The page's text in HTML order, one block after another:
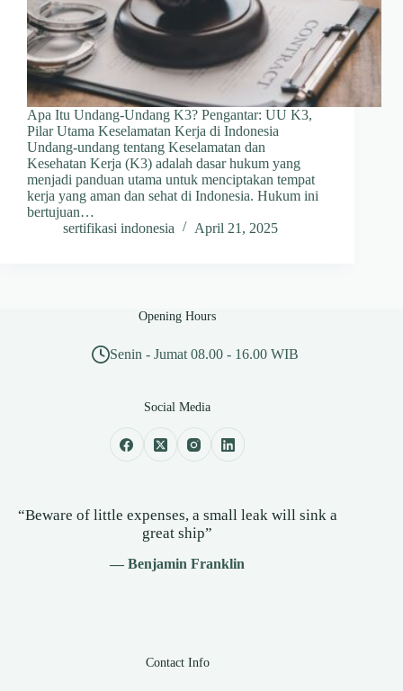
Apa Itu Undang-Undang K3? Pengantar: UU K3,
Pilar Utama Keselamatan Kerja di Indonesia
Undang-undang tentang Keselamatan dan
Kesehatan Kerja (K3) adalah dasar hukum yang
menjadi panduan utama untuk menciptakan tempat
kerja yang aman dan sehat di Indonesia. Hukum ini
bertujuan…
sertifikasi indonesia
April 21, 2025
Opening Hours
Senin - Jumat 08.00 - 16.00 WIB
Social Media
“Beware of little expenses, a small leak will sink a
great ship”
— Benjamin Franklin
Contact Info